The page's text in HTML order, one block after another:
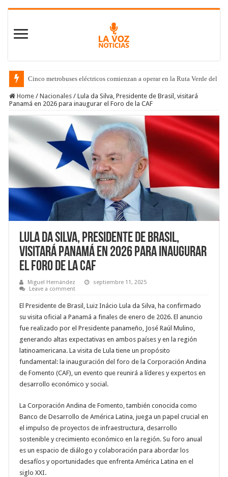
Cinco metrobuses eléctricos comienzan a operar en la Ruta Verde del
Home / Nacionales / Lula da Silva, Presidente de Brasil, visitará
Panamá en 2026 para inaugurar el Foro de la CAF
Lula da Silva, Presidente de Brasil,
visitará Panamá en 2026 para inaugurar
el Foro de la CAF
Miguel Hernández
septiembre 11, 2025
Leave a comment
El Presidente de Brasil, Luiz Inácio Lula da Silva, ha confirmado
su visita oficial a Panamá a finales de enero de 2026. El anuncio
fue realizado por el Presidente panameño, José Raúl Mulino,
generando altas expectativas en ambos países y en la región
latinoamericana. La visita de Lula tiene un propósito
fundamental: la inauguración del foro de la Corporación Andina
de Fomento (CAF), un evento que reunirá a líderes y expertos en
desarrollo económico y social.
La Corporación Andina de Fomento, también conocida como
Banco de Desarrollo de América Latina, juega un papel crucial en
el impulso de proyectos de infraestructura, desarrollo
sostenible y crecimiento económico en la región. Su foro anual
es un espacio de diálogo y colaboración para abordar los
desafíos y oportunidades que enfrenta América Latina en el
siglo XXI.